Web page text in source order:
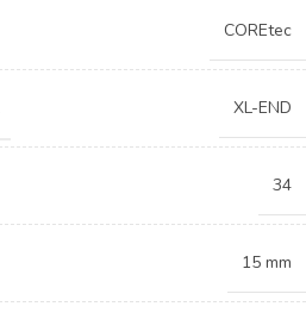
COREtec
XL-END
34
15 mm